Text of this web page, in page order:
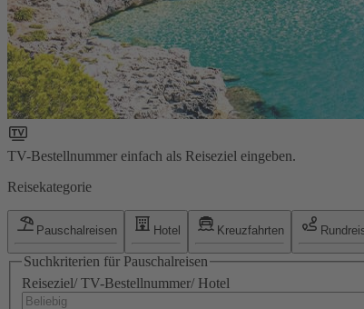
TV-Bestellnummer einfach als Reiseziel eingeben.
Reisekategorie
Pauschalreisen Hotel Kreuzfahrten
Suchkriterien für Pauschalreisen
Reiseziel/ TV-Bestellnummer/ Hotel